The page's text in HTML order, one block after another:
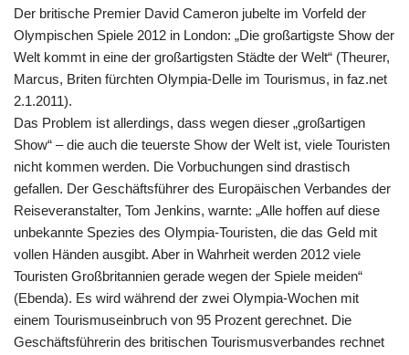
Der britische Premier David Cameron jubelte im Vorfeld der
Olympischen Spiele 2012 in London: „Die großartigste Show der
Welt kommt in eine der großartigsten Städte der Welt“ (Theurer,
Marcus, Briten fürchten Olympia-Delle im Tourismus, in faz.net
2.1.2011).
Das Problem ist allerdings, dass wegen dieser „großartigen
Show“ – die auch die teuerste Show der Welt ist, viele Touristen
nicht kommen werden. Die Vorbuchungen sind drastisch
gefallen. Der Geschäftsführer des Europäischen Verbandes der
Reiseveranstalter, Tom Jenkins, warnte: „Alle hoffen auf diese
unbekannte Spezies des Olympia-Touristen, die das Geld mit
vollen Händen ausgibt. Aber in Wahrheit werden 2012 viele
Touristen Großbritannien gerade wegen der Spiele meiden“
(Ebenda). Es wird während der zwei Olympia-Wochen mit
einem Tourismuseinbruch von 95 Prozent gerechnet. Die
Geschäftsführerin des britischen Tourismusverbandes rechnet